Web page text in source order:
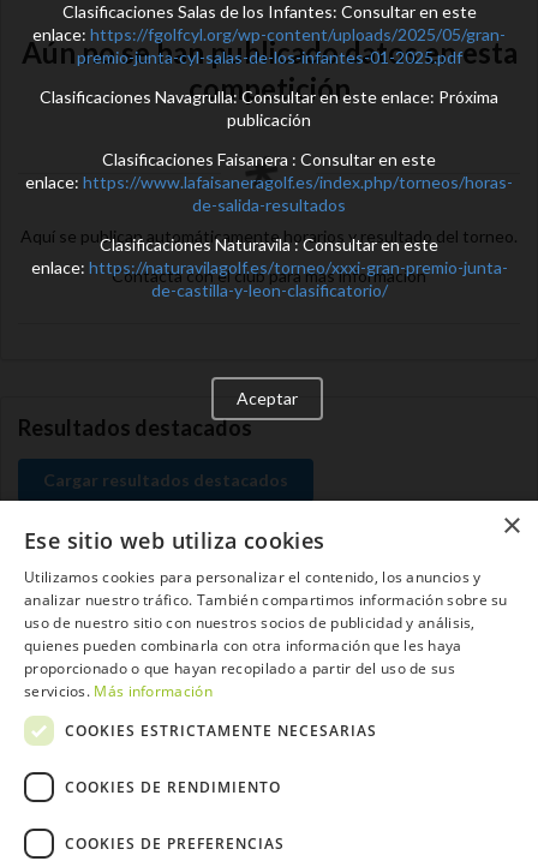
Clasificaciones Salas de los Infantes: Consultar en este
enlace: https://fgolfcyl.org/wp-content/uploads/2025/05/gran-
premio-junta-cyl-salas-de-los-infantes-01-2025.pdf
Clasificaciones Navagrulla: Consultar en este enlace: Próxima
publicación
Clasificaciones Faisanera : Consultar en este
enlace: https://www.lafaisaneragolf.es/index.php/torneos/horas-
de-salida-resultados
Clasificaciones Naturavila : Consultar en este
enlace: https://naturavilagolf.es/torneo/xxxi-gran-premio-junta-
de-castilla-y-leon-clasificatorio/
Aceptar
Aún no se han publicado datos en esta
competición
Aquí se publican automáticamente horarios y resultado del torneo.
Contacta con el club para más información
Resultados destacados
Cargar resultados destacados
Contacta con el equipo de NextCaddy
Opina Contacta
×
Ese sitio web utiliza cookies
Utilizamos cookies para personalizar el contenido, los anuncios y
analizar nuestro tráfico. También compartimos información sobre su
uso de nuestro sitio con nuestros socios de publicidad y análisis,
quienes pueden combinarla con otra información que les haya
proporcionado o que hayan recopilado a partir del uso de sus
servicios. Más información
COOKIES ESTRICTAMENTE NECESARIAS
COOKIES DE RENDIMIENTO
COOKIES DE PREFERENCIAS